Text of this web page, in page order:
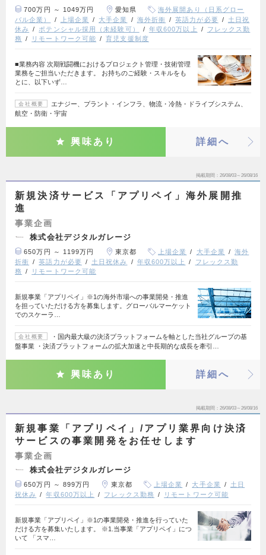
700万円 ～ 1049万円 愛知県
海外展開あり（日系グロー
バル企業）
上場企業 大手企業 海外折衝 英語力が必要
土日祝
休み
ポテンシャル採用（未経験可） 年収600万以上
フレックス勤
務
リモートワーク可能 育児支援制度
■業務内容 次期戦闘機におけるプロジェクト管理・技術管理
業務をご担当いただきます。 お持ちのご経験・スキルをも
とに、以下いず…
会社概要
エナジー、プラント・インフラ、物流・冷熱・ドライブシステム、
航空・防衛・宇宙
興味あり 詳細へ
掲載期間 26/08/03～26/08/16
新規決済サービス「アプリペイ」海外展開推
進
事業企画
株式会社デジタルガレージ
650万円 ～ 1199万円 東京都 上場企業 大手企業
海外
折衝
英語力が必要 土日祝休み 年収600万以上
フレックス勤
務
リモートワーク可能
新規事業「アプリペイ」※1の海外市場への事業開発・推進
を担っていただける方を募集します。グローバルマーケット
でのスケーラ…
会社概要
・国内最大級の決済プラットフォームを軸とした当社グループの基
盤事業 ・決済プラットフォームの拡大加速と中長期的な成長を牽引…
興味あり 詳細へ
掲載期間 26/08/03～26/08/16
新規事業「アプリペイ」/アプリ業界向け決済
サービスの事業開発をお任せします
事業企画
株式会社デジタルガレージ
650万円 ～ 899万円 東京都 上場企業 大手企業
土日
祝休み
年収600万以上 フレックス勤務 リモートワーク可能
新規事業「アプリペイ」※1の事業開発・推進を行っていた
だける方を募集いたします。 ※1.当事業「アプリペイ」につ
いて 「スマ…